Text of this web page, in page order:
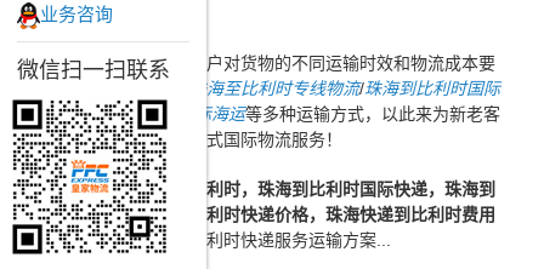
选跨境电商物流企业。
同时，为了方便广大客户对货物的不同运输时效和物流成本要
珠海至比利时专线物流/珠海到比利时国际
空运/珠海到比利时国际海运等多种运输方式，以此来为新老客
户提供更加完善的一站式国际物流服务！
皇家优质珠海快递到比利时，珠海到比利时国际快递，珠海到
比利时快递，珠海到比利时快递价格，珠海快递到比利时费用
服务。一站式珠海到比利时快递服务运输方案...
业务咨询
微信扫一扫联系